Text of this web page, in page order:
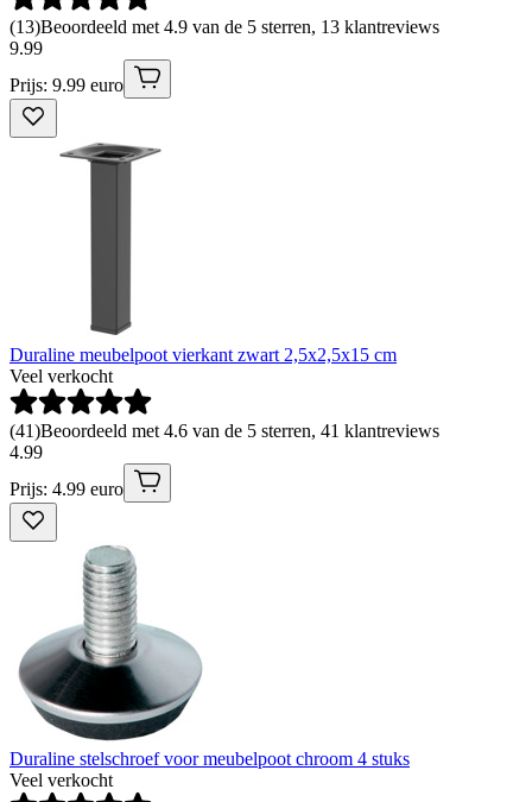
(13)Beoordeeld met 4.9 van de 5 sterren, 13 klantreviews
9.99
Prijs: 9.99 euro
Duraline meubelpoot vierkant zwart 2,5x2,5x15 cm
Veel verkocht
(41)Beoordeeld met 4.6 van de 5 sterren, 41 klantreviews
4.99
Prijs: 4.99 euro
Duraline stelschroef voor meubelpoot chroom 4 stuks
Veel verkocht